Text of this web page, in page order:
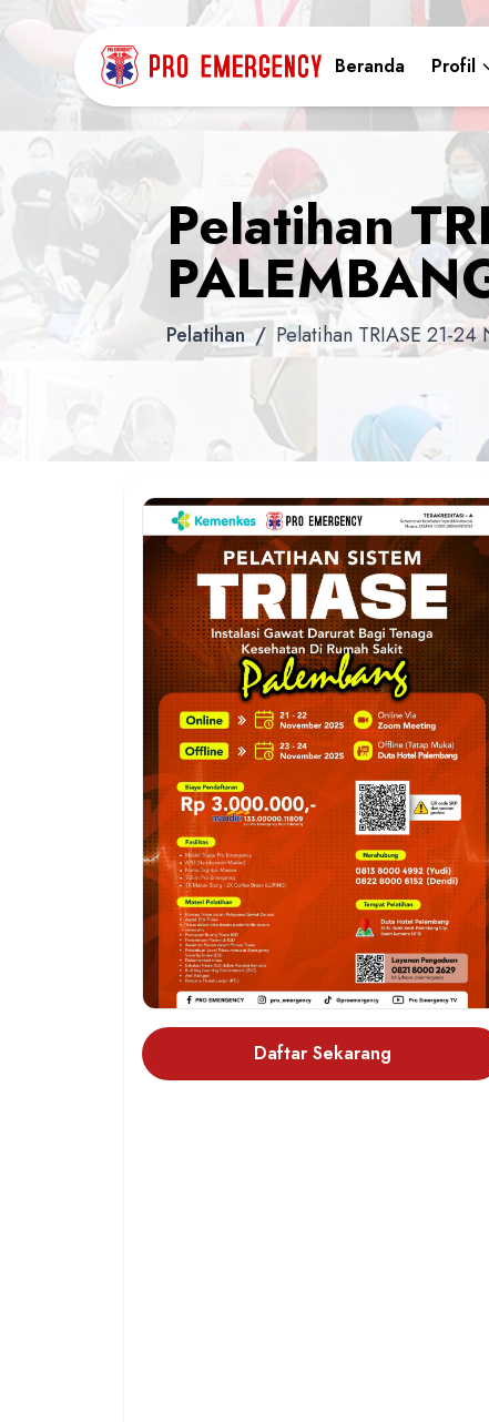
Beranda Profil
Pelatihan
Pelatihan / Pelatihan TRIASE 21-
Daftar Sekarang